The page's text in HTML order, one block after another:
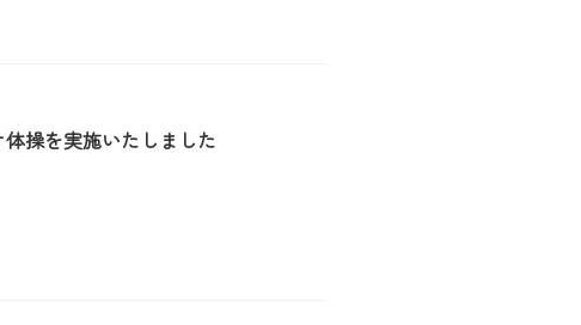
体操を実施いたしました